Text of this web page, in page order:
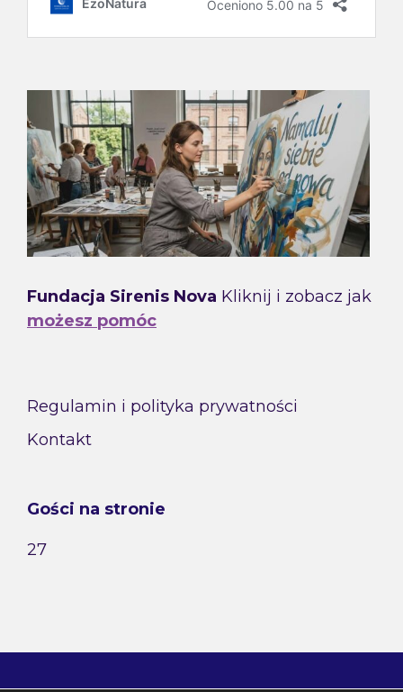
Fundacja Sirenis Nova Kliknij i zobacz jak
możesz pomóc
Regulamin i polityka prywatności
Kontakt
Gości na stronie
27